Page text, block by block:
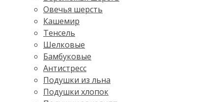
Овечья шерсть
Кашемир
Тенсель
Шелковые
Бамбуковые
Антистресс
Подушки из льна
Подушки хлопок